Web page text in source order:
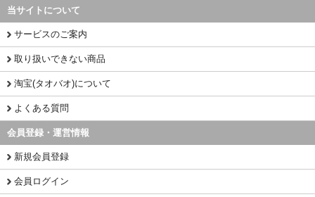
当サイトについて
サービスのご案内
取り扱いできない商品
淘宝(タオバオ)について
よくある質問
会員登録・運営情報
新規会員登録
会員ログイン